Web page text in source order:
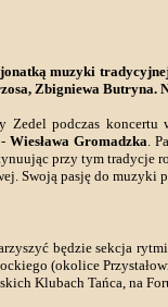
muzyki
Zbigniewa Butryna.
Zedel podczas koncertu
Wiesława Gromadzka.
przy tym tradycje
Swoją pasję do muzyki
będzie sekcja
(okolice
Klubach Tańca, na